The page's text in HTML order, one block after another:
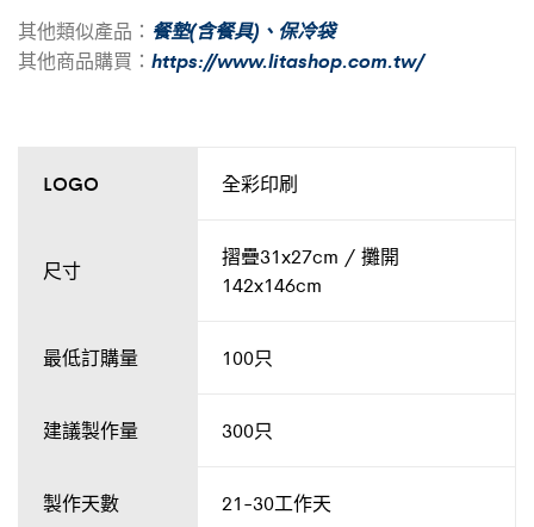
其他類似產品： 餐墊(含餐具) 、 保冷袋
其他商品購買： https://www.litashop.com.tw/
LOGO 全彩印刷
尺寸
摺疊31x27cm / 攤開
142x146cm
最低訂購量 100只
建議製作量 300只
製作天數 21-30工作天